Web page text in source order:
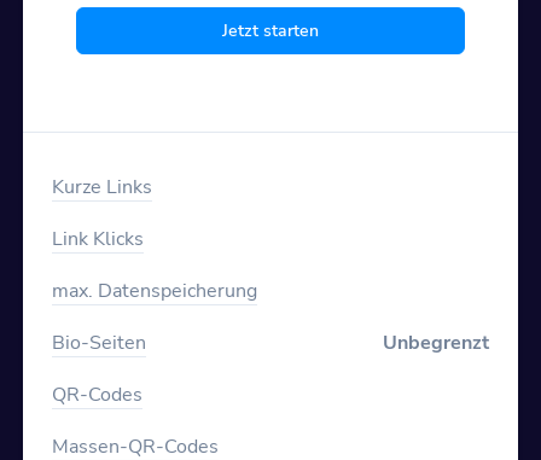
Jetzt starten
Kurze Links
Link Klicks
max. Datenspeicherung
Bio-Seiten
Unbegrenzt
QR-Codes
Massen-QR-Codes